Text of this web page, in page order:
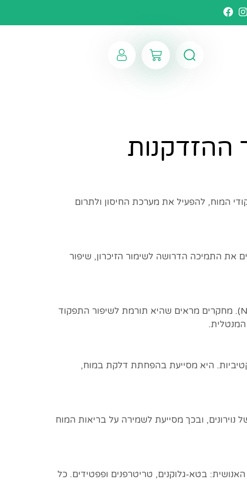
ההזדקנות
המוח, להפעיל את מערכת החיסון ולתרום
את התמיכה הדרושה לשימור הזיכרון, שיפור
פטרייה זו מכילה תרכובות כמו ארינצינים והריצנונים, המעודדות ייצור של גורם הגדילה העצבי (NGF). מחקרים מראים שהיא תורמת לשיפור התפקוד
המנטלית.
היא מסייעת בהפחתת דלקת במוח,
ובכך מסייעת לשמירה על בריאות המוח
בטא-גלוקנים, טריטרפנים ופפטידים. כל